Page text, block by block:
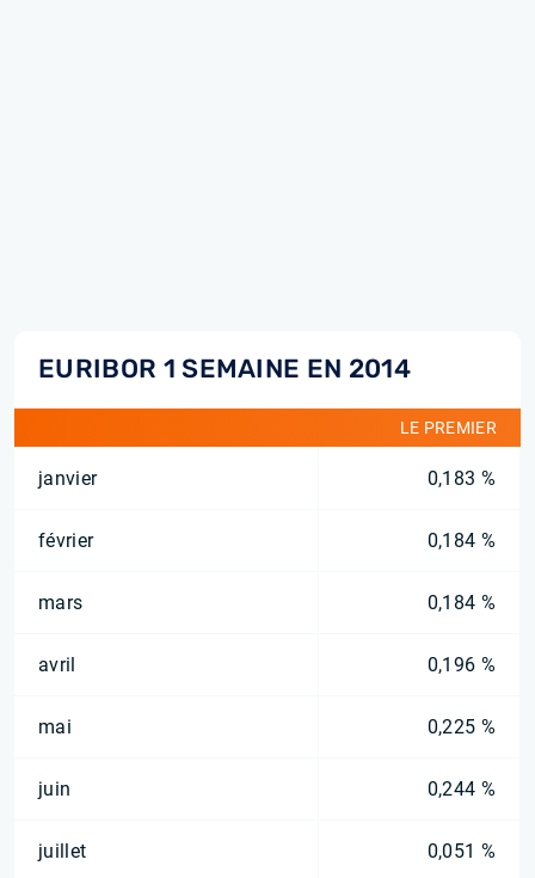
EURIBOR 1 SEMAINE EN 2014
LE PREMIER
janvier 0,183 %
février 0,184 %
mars 0,184 %
avril 0,196 %
mai 0,225 %
juin 0,244 %
juillet 0,051 %